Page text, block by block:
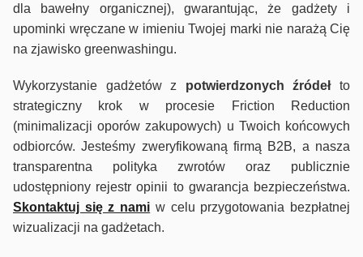
dla bawełny organicznej), gwarantując, że gadżety i
upominki wręczane w imieniu Twojej marki nie narażą Cię
na zjawisko greenwashingu.
Wykorzystanie gadżetów z potwierdzonych źródełto
strategiczny krok w procesie Friction Reduction
(minimalizacji oporów zakupowych) u Twoich końcowych
odbiorców. Jesteśmy zweryfikowaną firmą B2B, a nasza
transparentna polityka zwrotów oraz publicznie
udostępniony rejestr opinii to gwarancja bezpieczeństwa.
Skontaktuj się z nami w celu przygotowania bezpłatnej
wizualizacji na gadżetach.